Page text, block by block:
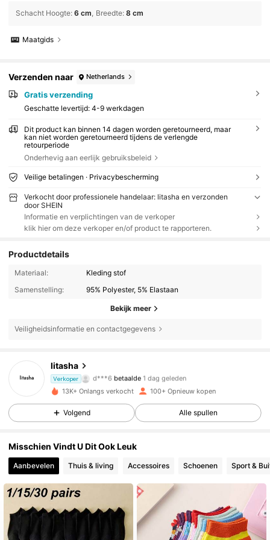
Schacht Hoogte: 6 cm Breedte: 8 cm
Maatgids
Verzenden naar Netherlands
Gratis verzending
Geschatte levertijd: 4-9 werkdagen
Dit product kan binnen 14 dagen worden geretourneerd, maar
kan niet worden geretourneerd tijdens de verlengde
retourperiode
Onderhevig aan eerlijk gebruiksbeleid
Veilige betalingen · Privacybescherming
Verkocht door professionele handelaar: litasha en verzonden
door SHEIN
Informatie en verplichtingen van de verkoper
klik hier om deze verkoper en/of product te rapporteren.
Productdetails
Materiaal:
Kleding stof
Samenstelling:
95% Polyester, 5% Elastaan
Bekijk meer
Veiligheidsinformatie en contactgegevens
litasha
Verkoper
d***6 betaalde 1 dag geleden
4.81 90 Volgers
4.81 90 Volgers
90 Volgers
90 Volgers
13K+ Onlangs verkocht 100+ Opnieuw kopen
Volgend Alle spullen
Misschien Vindt U Dit Ook Leuk
Aanbevelen Thuis & living Accessoires Schoenen Sport &